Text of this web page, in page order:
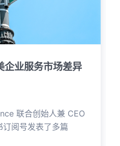
企业服务市场差异
联合创始人兼 CEO
阅号发表了多篇